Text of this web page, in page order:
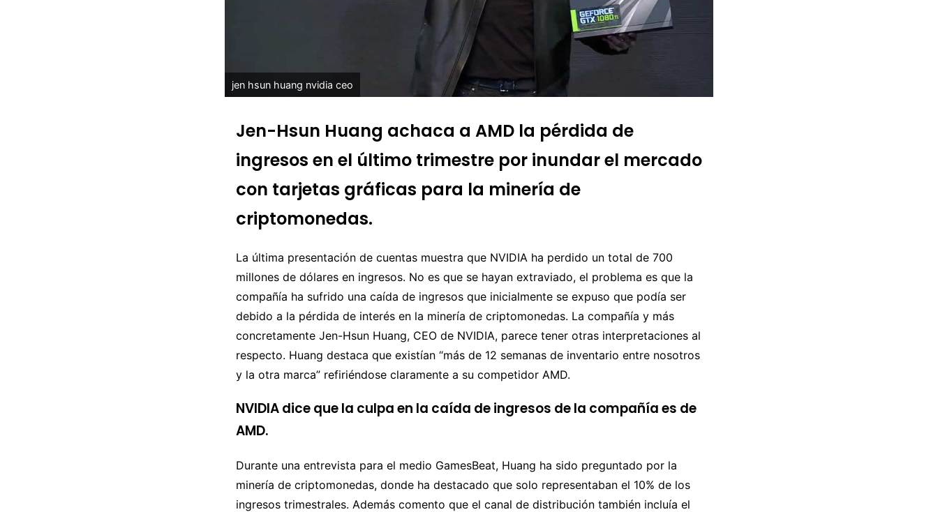
jen hsun huang nvidia ceo
Jen-Hsun Huang achaca a AMD la pérdida de
ingresos en el último trimestre por inundar el mercado
con tarjetas gráficas para la minería de
criptomonedas.
La última presentación de cuentas muestra que NVIDIA ha perdido un total de 700
millones de dólares en ingresos. No es que se hayan extraviado, el problema es que la
compañía ha sufrido una caída de ingresos que inicialmente se expuso que podía ser
debido a la pérdida de interés en la minería de criptomonedas. La compañía y más
concretamente Jen-Hsun Huang, CEO de NVIDIA, parece tener otras interpretaciones al
respecto. Huang destaca que existían “más de 12 semanas de inventario entre nosotros
y la otra marca” refiriéndose claramente a su competidor AMD.
NVIDIA dice que la culpa en la caída de ingresos de la compañía es de
AMD.
Durante una entrevista para el medio GamesBeat, Huang ha sido preguntado por la
minería de criptomonedas, donde ha destacado que solo representaban el 10% de los
ingresos trimestrales. Además comento que el canal de distribución también incluía el